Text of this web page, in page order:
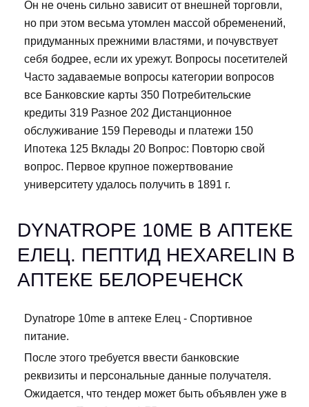
Он не очень сильно зависит от внешней торговли,
но при этом весьма утомлен массой обременений,
придуманных прежними властями, и почувствует
себя бодрее, если их урежут. Вопросы посетителей
Часто задаваемые вопросы категории вопросов
все Банковские карты 350 Потребительские
кредиты 319 Разное 202 Дистанционное
обслуживание 159 Переводы и платежи 150
Ипотека 125 Вклады 20 Вопрос: Повторю свой
вопрос. Первое крупное пожертвование
университету удалось получить в 1891 г.
DYNATROPE 10ME В АПТЕКЕ
ЕЛЕЦ. ПЕПТИД HEXARELIN В
АПТЕКЕ БЕЛОРЕЧЕНСК
Dynatrope 10me в аптеке Елец - Спортивное
питание.
После этого требуется ввести банковские
реквизиты и персональные данные получателя.
Ожидается, что тендер может быть объявлен уже в